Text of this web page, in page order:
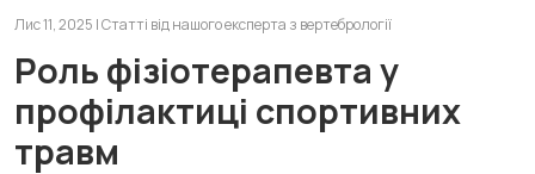
Лис 11, 2025 | Статті від нашого експерта з вертебрології
Роль фізіотерапевта у
профілактиці спортивних
травм